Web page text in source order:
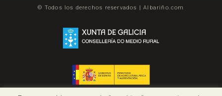
© Todos los derechos reservados | Albariño.com